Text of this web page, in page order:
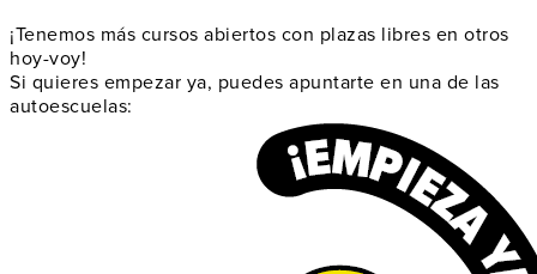
¡Tenemos más cursos abiertos con plazas libres en otros
hoy-voy!
Si quieres empezar ya, puedes apuntarte en una de las
autoescuelas: